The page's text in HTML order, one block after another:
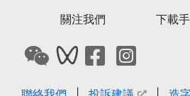
關注我們
打開教青局微信QRCode
打開教青局微信影音
打開教青局
下載